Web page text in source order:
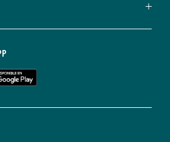
de
en
cualquier
Para